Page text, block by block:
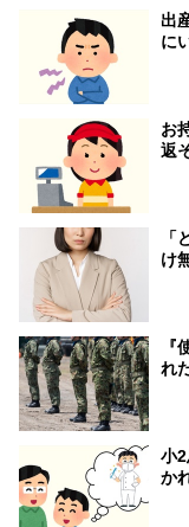
出
に
お
返
け
れ
小
か